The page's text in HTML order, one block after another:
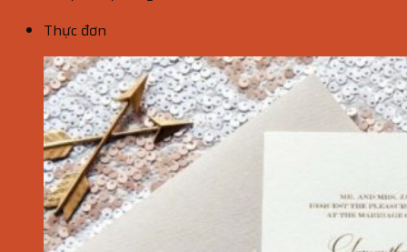
Thực đơn